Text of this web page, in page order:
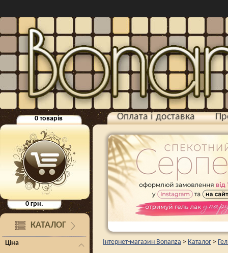
0 товарів
0грн.
КАТАЛОГ
Ціна
Оплата і доставка
Інтернет-магазин Bonanza > Каталог >